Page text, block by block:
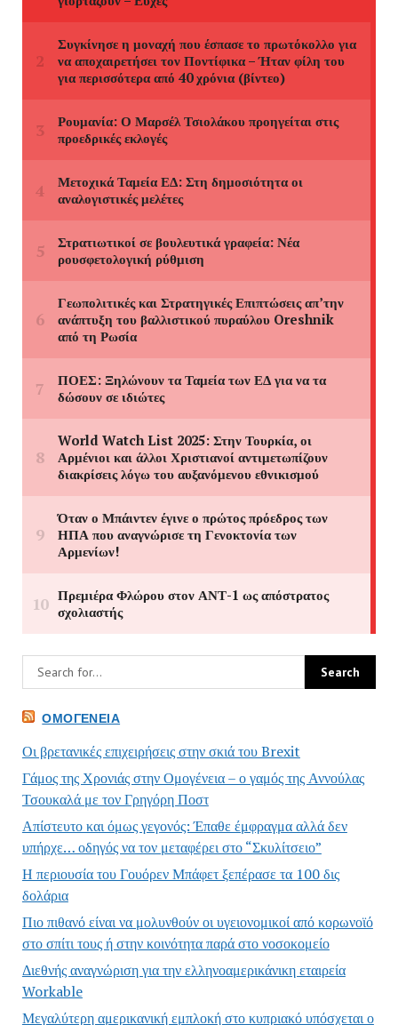
ΟΜΟΓΈΝΕΙΑ
Οι βρετανικές επιχειρήσεις στην σκιά του Brexit
Γάμος της Χρονιάς στην Ομογένεια – ο γαμός της Αννούλας
Τσουκαλά με τον Γρηγόρη Ποστ
Απίστευτο και όμως γεγονός: Έπαθε έμφραγμα αλλά δεν
υπήρχε… οδηγός να τον μεταφέρει στο “Σκυλίτσειο”
Η περιουσία του Γουόρεν Μπάφετ ξεπέρασε τα 100 δις
δολάρια
Πιο πιθανό είναι να μολυνθούν οι υγειονομικοί από κορωνοϊό
στο σπίτι τους ή στην κοινότητα παρά στο νοσοκομείο
Διεθνής αναγνώριση για την ελληνοαμερικάνικη εταιρεία
Workable
Μεγαλύτερη αμερικανική εμπλοκή στο κυπριακό υπόσχεται ο